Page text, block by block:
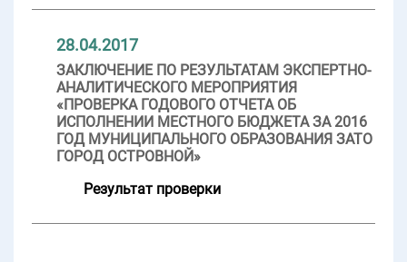
28.04.2017
ЗАКЛЮЧЕНИЕ ПО РЕЗУЛЬТАТАМ ЭКСПЕРТНО-
АНАЛИТИЧЕСКОГО МЕРОПРИЯТИЯ
«ПРОВЕРКА ГОДОВОГО ОТЧЕТА ОБ
ИСПОЛНЕНИИ МЕСТНОГО БЮДЖЕТА ЗА 2016
ГОД МУНИЦИПАЛЬНОГО ОБРАЗОВАНИЯ ЗАТО
ГОРОД ОСТРОВНОЙ»
Результат проверки